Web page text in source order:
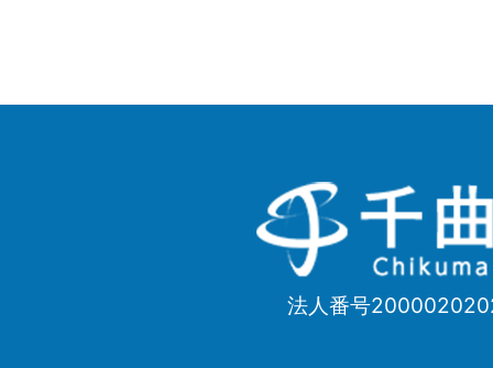
千
曲
Chikuma
法人番号